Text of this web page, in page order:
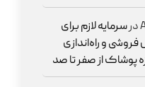
درسرمایه لازم برای
فروشی و راه‌اندازی
پوشاک از صفر تا صد